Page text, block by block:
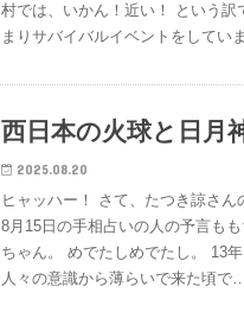
村では、いかん！近い！ という
まりサバイバルイベントをしてい
西日本の火球と日月
2025.08.20
ヒャッハー！ さて、たつき諒さん
8月15日の手相占いの人の予言も
ちゃん。 めでたしめでたし。 13
人々の意識から薄らいで来た頃で…